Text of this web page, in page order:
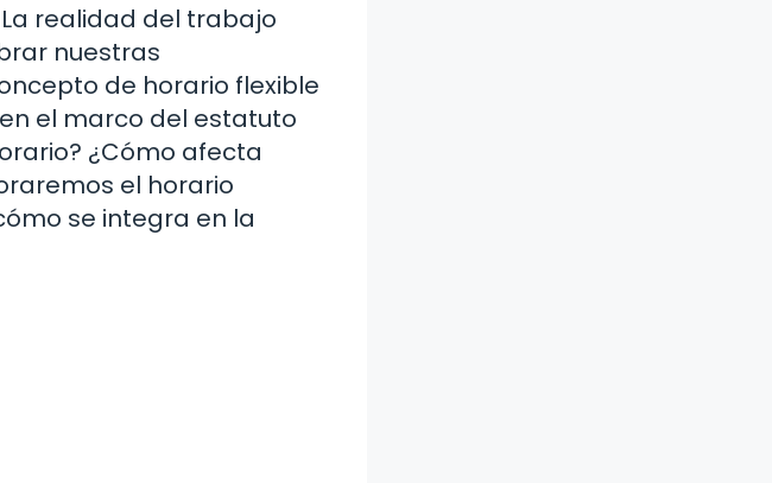
realidad del trabajo
nuestras
de horario flexible
el marco del estatuto
¿Cómo afecta
el horario
se integra en la